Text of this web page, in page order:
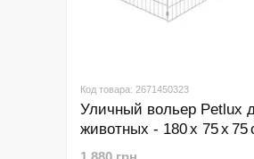
Код товара: 2671450323
Уличный вольер Petlux
животных - 180 x 75 x 75